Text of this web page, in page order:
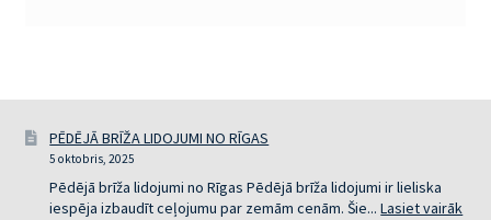
PĒDĒJĀ BRĪŽA LIDOJUMI NO RĪGAS
5 oktobris, 2025
Pēdējā brīža lidojumi no Rīgas Pēdējā brīža lidojumi ir lieliska
iespēja izbaudīt ceļojumu par zemām cenām. Šie...Lasiet vairāk